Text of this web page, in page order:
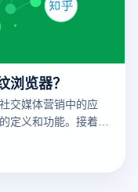
浏览器？
交媒体营销中的应
定义和功能。接着，
交媒体的作用和营销
在社交媒体营销中的